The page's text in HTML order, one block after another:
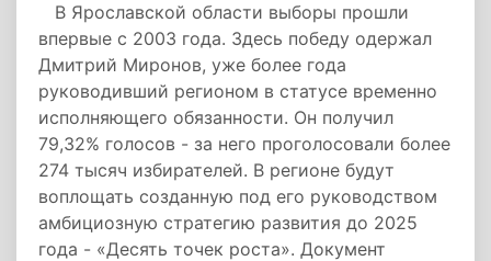
В Ярославской области выборы прошли
впервые с 2003 года. Здесь победу одержал
Дмитрий Миронов, уже более года
руководивший регионом в статусе временно
исполняющего обязанности. Он получил
79,32% голосов - за него проголосовали более
274 тысяч избирателей. В регионе будут
воплощать созданную под его руководством
амбициозную стратегию развития до 2025
года - «Десять точек роста». Документ